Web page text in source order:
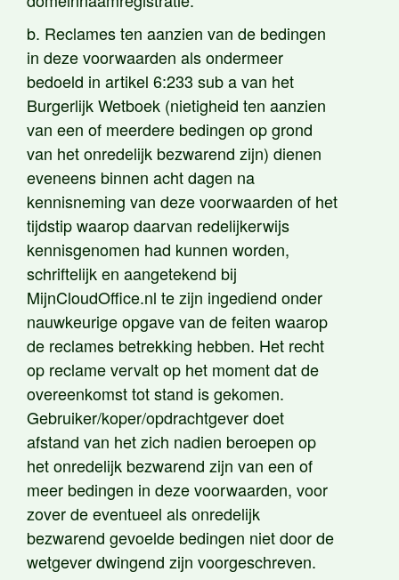
b. Reclames ten aanzien van de bedingen
in deze voorwaarden als ondermeer
bedoeld in artikel 6:233 sub a van het
Burgerlijk Wetboek (nietigheid ten aanzien
van een of meerdere bedingen op grond
van het onredelijk bezwarend zijn) dienen
eveneens binnen acht dagen na
kennisneming van deze voorwaarden of het
tijdstip waarop daarvan redelijkerwijs
kennisgenomen had kunnen worden,
schriftelijk en aangetekend bij
MijnCloudOffice.nl te zijn ingediend onder
nauwkeurige opgave van de feiten waarop
de reclames betrekking hebben. Het recht
op reclame vervalt op het moment dat de
overeenkomst tot stand is gekomen.
Gebruiker/koper/opdrachtgever doet
afstand van het zich nadien beroepen op
het onredelijk bezwarend zijn van een of
meer bedingen in deze voorwaarden, voor
zover de eventueel als onredelijk
bezwarend gevoelde bedingen niet door de
wetgever dwingend zijn voorgeschreven.